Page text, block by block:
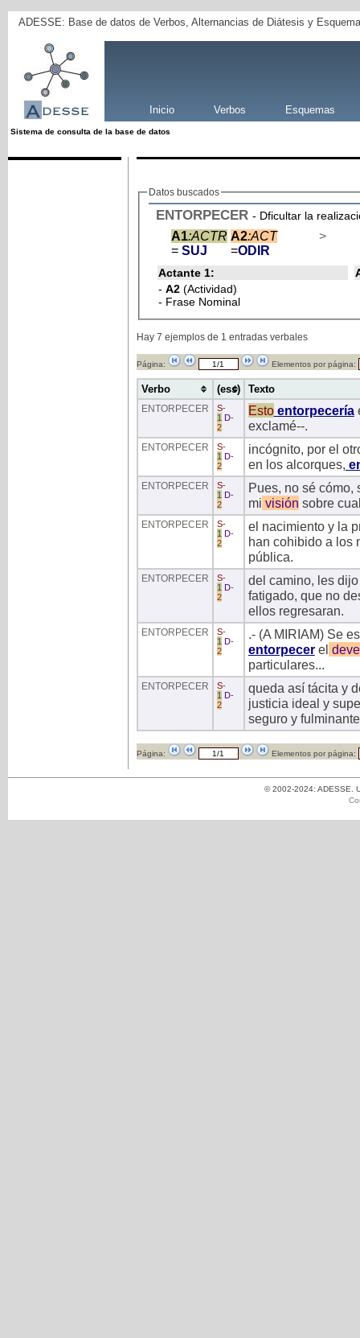
ADESSE: Base de datos de Verbos, Alternancias de Diátesis y
Inicio Verbos Esquemas
Sistema de consulta de la base de datos
Datos buscados
ENTORPECER - Dficultar la
A1:ACTR
= SUJ
A2:ACT
=ODIR
>
Actante 1:
- A2 (Actividad)
- Frase Nominal
Hay 7 ejemplos de 1 entradas verbales
Página: Elementos por página:
Verbo (ess) Texto
ENTORPECER S-
1
D-
2
Estoentorpecería
exclamé--.
ENTORPECER S-
1
D-
2
incógnito, por el
en los alcorques,
ENTORPECER S-
1
D-
2
Pues, no sé cómo,
mi visión sobre
ENTORPECER S-
1
D-
2
el nacimiento y la
han cohibido a los
pública.
ENTORPECER S-
1
D-
2
del camino, les
fatigado, que no
ellos regresaran.
ENTORPECER S-
1
D-
2
.- (A MIRIAM) Se
entorpecerel
particulares...
ENTORPECER S-
1
D-
2
queda así tácita y
justicia ideal y
seguro y fulminante
Página: Elementos por página:
© 2002-2024: ADESSE.